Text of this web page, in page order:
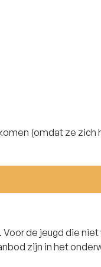
(omdat ze zich
de jeugd die
zijn in het